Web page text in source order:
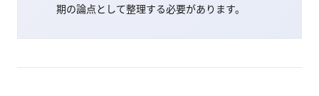
期の論点として整理する必要があります。